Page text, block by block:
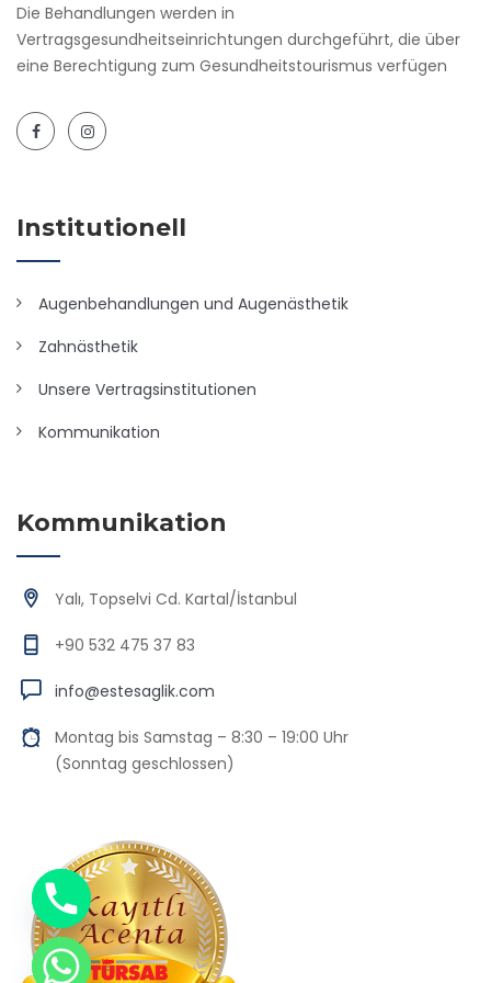
Die Behandlungen werden in
Vertragsgesundheitseinrichtungen durchgeführt, die über
eine Berechtigung zum Gesundheitstourismus verfügen
Institutionell
Augenbehandlungen und Augenästhetik
Zahnästhetik
Unsere Vertragsinstitutionen
Kommunikation
Kommunikation
Yalı, Topselvi Cd. Kartal/İstanbul
+90 532 475 37 83
info@estesaglik.com
Montag bis Samstag – 8:30 – 19:00 Uhr
(Sonntag geschlossen)